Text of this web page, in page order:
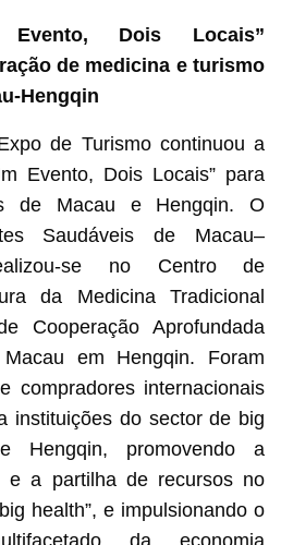
Evento, Dois Locais”
de medicina e turismo
Hengqin
de Turismo continuou a
Evento, Dois Locais” para
de Macau e Hengqin. O
Saudáveis de Macau–
se no Centro de
da Medicina Tradicional
Cooperação Aprofundada
em Hengqin. Foram
compradores internacionais
instituições do sector de big
Hengqin, promovendo a
e a partilha de recursos no
health”, e impulsionando o